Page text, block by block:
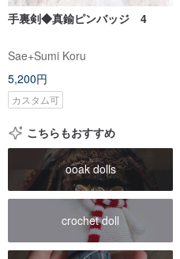
手裏剣◆真鍮ピンバッジ 4
Sae+Sumi Koru
5,200円
カスタム可
こちらもおすすめ
ooak dolls
crochet​ doll​